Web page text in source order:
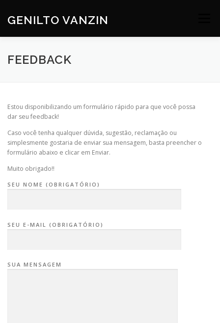
content
GENILTO VANZIN
SOBRE DEV
FEEDBACK
Estou disponibilizando um formulário rápido para que você possa
dar seu feedback!
Caso você tenha qualquer dúvida, sugestão, reclamação ou
simplesmente gostaria de enviar sua mensagem, basta preencher o
formulário abaixo e clicar em Enviar.
Muito obrigado!!
SEU NOME (OBRIGATÓRIO)
SEU E-MAIL (OBRIGATÓRIO)
SUA MENSAGEM